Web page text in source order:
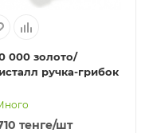
000 золото/
ручка-грибок
тенге/шт